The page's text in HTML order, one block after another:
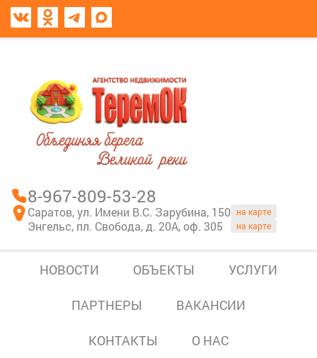
8-967-809-53-28
Саратов, ул. Имени В.С. Зарубина, 150 на карте
Энгельс, пл. Свобода, д. 20А, оф. 305 на карте
НОВОСТИ ОБЪЕКТЫ УСЛУГИ
ПАРТНЕРЫ ВАКАНСИИ
КОНТАКТЫ О НАС